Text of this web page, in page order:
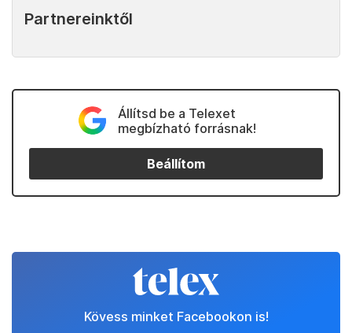
Partnereinktől
Állítsd be a Telexet
megbízható forrásnak!
Beállítom
Kövess minket Facebookon is!